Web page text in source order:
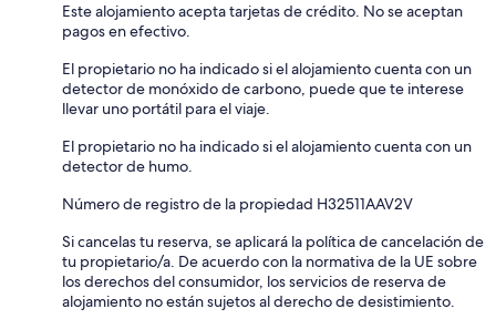
Este alojamiento acepta tarjetas de crédito. No se aceptan
pagos en efectivo.
El propietario no ha indicado si el alojamiento cuenta con un
detector de monóxido de carbono, puede que te interese
llevar uno portátil para el viaje.
El propietario no ha indicado si el alojamiento cuenta con un
detector de humo.
Número de registro de la propiedad H32511AAV2V
Si cancelas tu reserva, se aplicará la política de cancelación de
tu propietario/a. De acuerdo con la normativa de la UE sobre
los derechos del consumidor, los servicios de reserva de
alojamiento no están sujetos al derecho de desistimiento.